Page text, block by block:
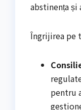
abstinența și
Îngrijirea pe
pentru